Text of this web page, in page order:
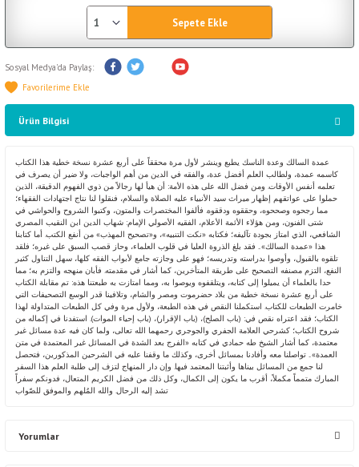
Sepete Ekle
Sosyal Medya'da Paylaş:
Ürün Bilgisi
عمدة السالك وعدة الناسك يطبع وينشر لأول مرة محققاً على أربع عشرة نسخة خطية هذا الكتاب
كاسمه عمدة، ولطالب العلم أفضل عدة، والفقه في الدين من أهم الواجبات، ولا ضير أن يصرف في
تعلمه أنفس الأوقات. ومن فضل الله على هذه الأمة: أن هيأ لها رجالاً من ذوي الفهوم الدقيقة، الذين
حملوا على عواتقهم إظهار ميراث سيد الأنبياء عليه الصلاة والسلام، فنقلوا لنا نتاج اجتهادات الفقهاء؛
مما رجحوه وصححوه، وحققوه ودققوه. فألفوا المختصرات والمتون، وكتبوا الشروح والحواشي في
شتى الفنون، ومن هؤلاء الأئمة الأعلام، الفقيه الأصولي الإمام: شهاب الدين ابن النقيب المصري
الشافعي، الذي امتاز بجودة تآليفه؛ فكتابه «نكت التنبيه»، و«تصحيح المهذب» من أنفع الكتب. أما كتابنا
هذا «عمدة السالك».. فقد بلغ الذروة العليا في قلوب العلماء، وحاز قصب السبق على غيره؛ فلقد
تلقوه بالقبول، وأوصوا بدراسته وتدريسه؛ فهو على وجازته جامع لأبواب الفقه كلها، سهل التناول كثير
النفع، التزم مصنفه التصحيح على طريقة المتأخرين، كما أشار في مقدمته. فأبان منهجه والتزم به؛ مما
حدا بالعلماء أن يميلوا إلى كتابه، ويتلقفوه ويوصوا به، ومما امتازت به طبعتنا هذه: تم مقابلة الكتاب
على أربع عشرة نسخة خطية من بلاد حضرموت ومصر والشام، وتلافينا قدر الوسع التصحيفات التي
خامرت الطبعات للكتاب. استكملنا النقص في هذه الطبعة، ولأول مرة وفي كل الطبعات المتداولة لهذا
الكتاب؛ فقد اعتراه نقص في: (باب الصلح)، (باب الإقرار)، (باب إحياء الموات). استفدنا في إكماله من
شروح الكتاب؛ كشرحي العلامة الجفري والجوجري رحمهما الله تعالى، ولما كان فيه عدة مسائل غير
معتمدة، كما أشار الشيخ طه حمادي في كتابه «الفرج بعد الشدة في المسائل غير المعتمدة في متن
العمدة».. تواصلنا معه وأفادنا بمسائل أخرى، وكذلك ما وقفنا عليه في الشرحين المذكورين، فتحصل
لنا جمع من المسائل بيناها وأثبتنا المعتمد فيها. وإن دار المنهاج لتزف إلى طلبة العلم هذا السفر
المبارك متمماً مكملاً، أقرب ما يكون إلى الكمال، وكل ذلك من فضل الكريم المتعال، فدونكم سفراً
تشد إليه الرحال. والله المُلهم والموفق للصّواب
Yorumlar